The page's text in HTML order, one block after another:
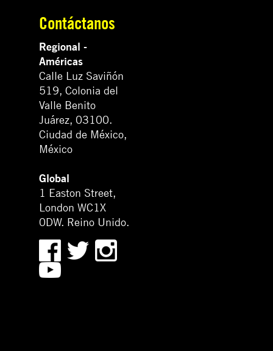
Contáctanos
Regional -
Américas
Calle Luz Saviñón
519, Colonia del
Valle Benito
Juárez, 03100.
Ciudad de México,
México
Global
1 Easton Street,
London WC1X
0DW. Reino Unido.